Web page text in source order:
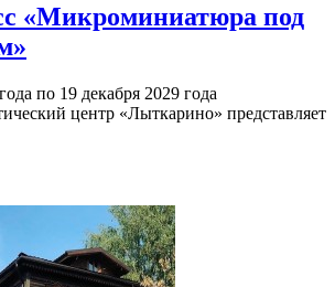
«Микроминиатюра под
по 19 декабря 2029 года
центр «Лыткарино» представляет